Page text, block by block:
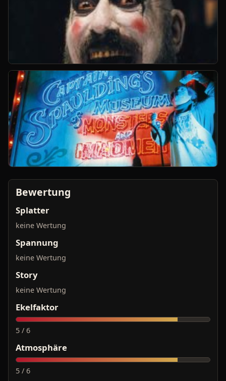
Bewertung
Splatter
keine Wertung
Spannung
keine Wertung
Story
keine Wertung
Ekelfaktor
5 / 6
Atmosphäre
5 / 6